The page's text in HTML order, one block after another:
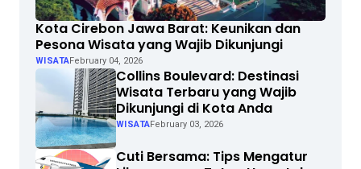
Kota Cirebon Jawa Barat: Keunikan dan
Pesona Wisata yang Wajib Dikunjungi
WISATAFebruary 04, 2026
Collins Boulevard: Destinasi
Wisata Terbaru yang Wajib
Dikunjungi di Kota Anda
WISATAFebruary 03, 2026
Cuti Bersama: Tips Mengatur